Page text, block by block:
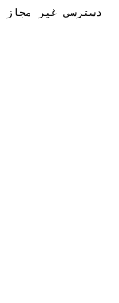
دسترسی غیر مجاز